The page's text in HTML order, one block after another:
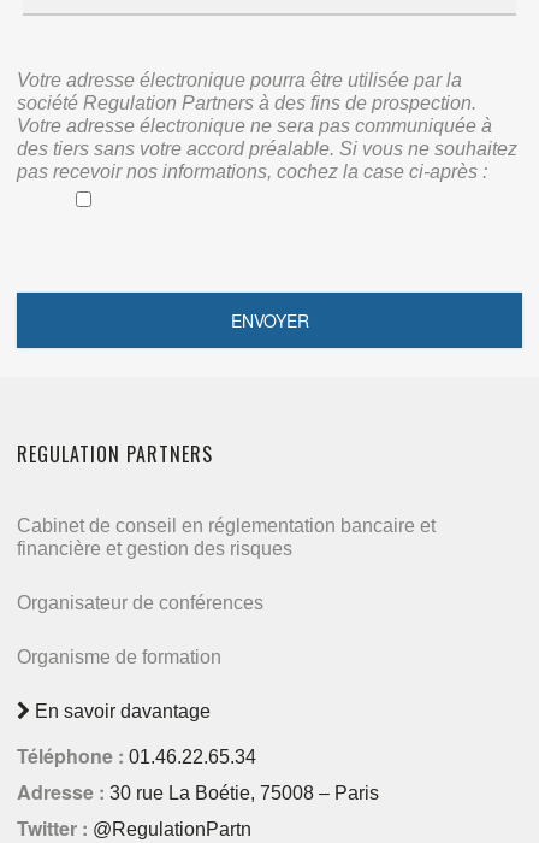
Votre adresse électronique pourra être utilisée par la
société Regulation Partners à des fins de prospection.
Votre adresse électronique ne sera pas communiquée à
des tiers sans votre accord préalable. Si vous ne souhaitez
pas recevoir nos informations, cochez la case ci-après :
REGULATION PARTNERS
Cabinet de conseil en réglementation bancaire et
financière et gestion des risques
Organisateur de conférences
Organisme de formation
En savoir davantage
Téléphone : 01.46.22.65.34
Adresse : 30 rue La Boétie, 75008 – Paris
Twitter : @RegulationPartn